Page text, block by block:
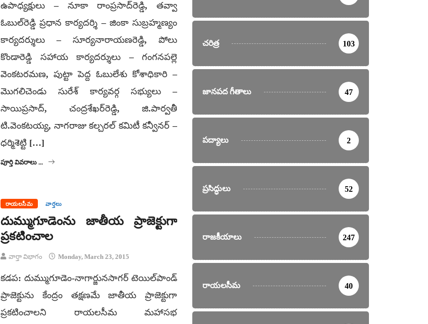
ఉపాధ్యక్షులు – నూకా రాంప్రసాద్‌రెడ్డి, తవ్వా
ఓబుల్‌రెడ్డి ప్రధాన కార్యదర్శి – జింకా సుబ్రహ్మణ్యం
కార్యదర్శులు – సూర్యనారాయణరెడ్డి, పోలు
కొండారెడ్డి సహాయ కార్యదర్శులు – గంగనపల్లె
వెంకటరమణ, పుట్టా పెద్ద ఓబులేశు కోశాధికారి –
మొగలిచెండు సురేశ్ కార్యవర్గ సభ్యులు –
సాయిప్రసాద్, చంద్రశేఖర్‌రెడ్డి, జి.పార్వతీ
టి.వెంకటయ్య, నాగరాజు కల్చరల్ కమిటీ కన్వీనర్ –
ధర్మిశెట్టి […]
పూర్తి వివరాలు ...
రాయలసీమ వార్తలు
దుమ్ముగూడెంను జాతీయ ప్రాజెక్టుగా
ప్రకటించాల
వార్తా విభాగం Monday, March 23, 2015
కడప: దుమ్ముగూడెం-నాగార్జునసాగర్ టెయిల్‌పాండ్
ప్రాజెక్టును కేంద్రం తక్షణమే జాతీయ ప్రాజెక్టుగా
ప్రకటించాలని రాయలసీమ మహాసభ
చరిత్ర 103
జానపద గీతాలు 47
పద్యాలు 2
ప్రసిద్ధులు 52
రాజకీయాలు 247
రాయలసీమ 40